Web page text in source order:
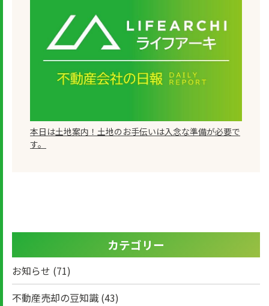
本日は土地案内！土地のお手伝いは入念な準備が必要で
す。
カテゴリー
お知らせ (71)
不動産売却の豆知識 (43)